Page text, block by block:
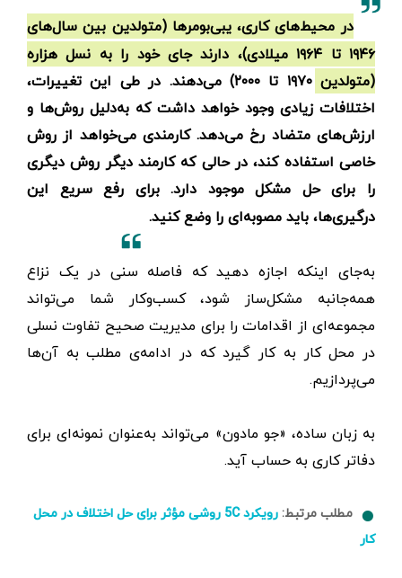
در محیط‌‌های کاری، یبی‌بومر‌ها (متولدین بین سال‌های
۱۹۴۶ تا ۱۹۶۴ میلادی)، دارند جای خود را به نسل هزاره
(متولدین ۱۹۷۰ تا ۲۰۰۰) می‌دهند. در طی این تغییرات،
اختلافات زیادی وجود خواهد داشت که به‌دلیل روش‌ها و
ارزش‌های متضاد رخ می‌دهد. کارمندی می‌خواهد از روش
خاصی استفاده کند، در حالی که کارمند دیگر روش دیگری
را برای حل مشکل موجود دارد. برای رفع سریع این
درگیری‌ها، باید مصوبه‌ای را وضع کنید.
به‌جای اینکه اجازه دهید که فاصله سنی در یک نزاع
همه‌جانبه مشکل‌ساز شود، کسب‌وکار شما می‌تواند
مجموعه‌ای از اقدامات را برای مدیریت صحیح تفاوت نسلی
در محل کار به کار گیرد که در ادامه‌ی مطلب به آن‌ها
می‌پردازیم.
به زبان ساده، «جو مادون» می‌تواند به‌عنوان نمونه‌ای برای
دفاتر کاری به حساب آید.
مطلب مرتبط:
رویکرد 5C روشی مؤثر برای حل اختلاف در محل
کار